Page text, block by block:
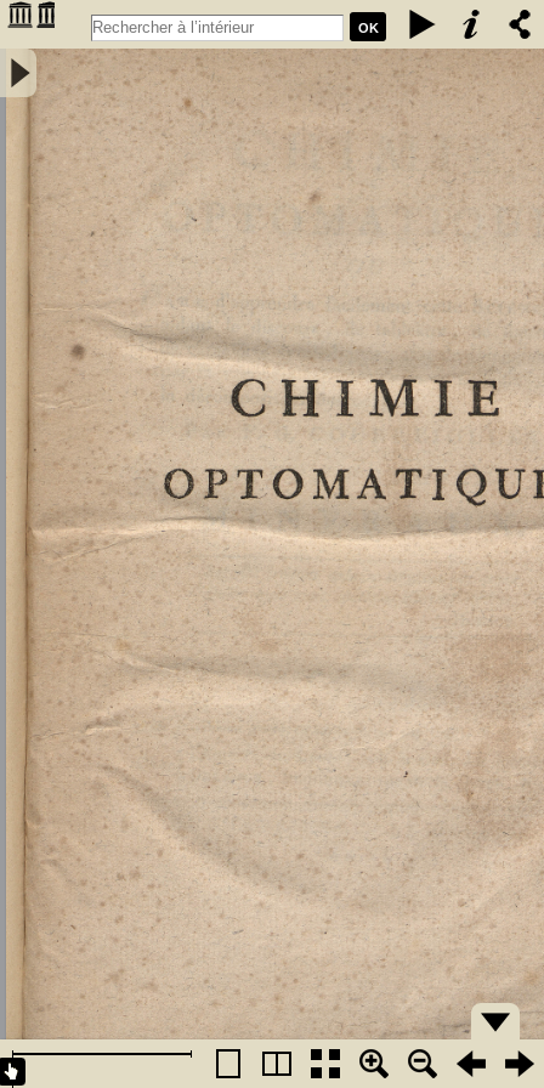
OK
Chimie optomatique ou l'art d'apprendre facilement cette science en
aidant le discours, de tableaux, de figures et de caractères
symboliques, afin de mieux saisir, par la vue, les rapports de la
composition et de la décomposition des corps par F. G. Courrejolles.
Livre premier. Minéraux - Courrejolles, François-Gabriel